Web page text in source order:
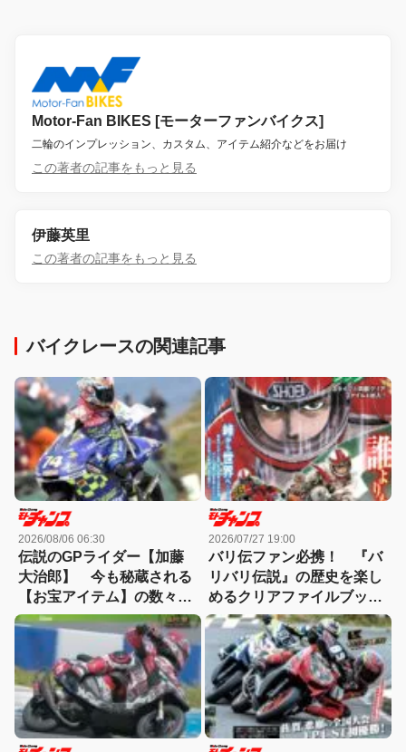
Motor-Fan BIKES [モーターファンバイクス]
二輪のインプレッション、カスタム、アイテム紹介などをお届け
この著者の記事をもっと見る
伊藤英里
この著者の記事をもっと見る
バイクレースの関連記事
2026/08/06 06:30
伝説のGPライダー【加藤
大治郎】 今も秘蔵される
【お宝アイテム】の数々と
知られざる逸話【小椋藍選
手】とも深い関わりが!?
2026/07/27 19:00
バリ伝ファン必携！ 『バ
リバリ伝説』の歴史を楽し
めるクリアファイルブック
が7月28日発売